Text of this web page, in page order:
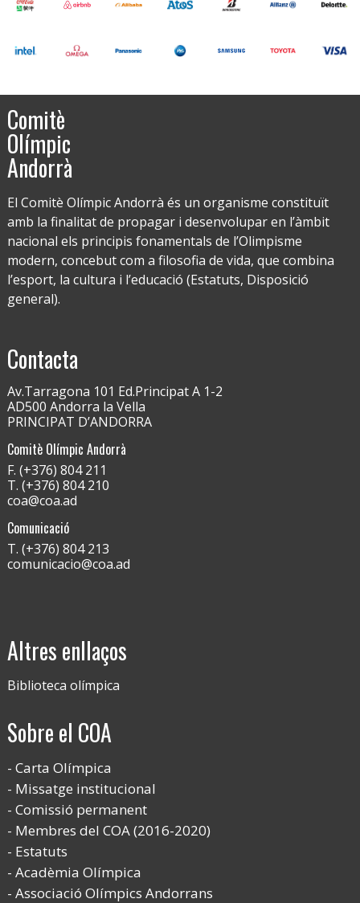
Comitè
Olímpic
Andorrà
El Comitè Olímpic Andorrà és un organisme constituït
amb la finalitat de propagar i desenvolupar en l’àmbit
nacional els principis fonamentals de l’Olimpisme
modern, concebut com a filosofia de vida, que combina
l’esport, la cultura i l’educació (Estatuts, Disposició
general).
Contacta
Av.Tarragona 101 Ed.Principat A 1-2
AD500 Andorra la Vella
PRINCIPAT D’ANDORRA
Comitè Olímpic Andorrà
F. (+376) 804 211
T. (+376) 804 210
coa@coa.ad
Comunicació
T. (+376) 804 213
comunicacio@coa.ad
Altres enllaços
Biblioteca olímpica
Sobre el COA
Carta Olímpica
Missatge institucional
Comissió permanent
Membres del COA (2016-2020)
Estatuts
Acadèmia Olímpica
Associació Olímpics Andorrans